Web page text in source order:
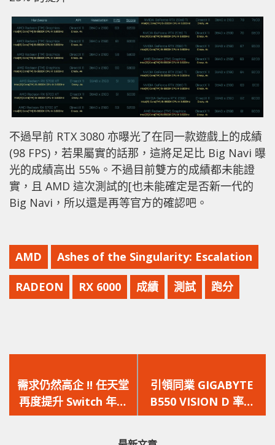
不過早前 RTX 3080 亦曝光了在同一款遊戲上的成績
(98 FPS)，若果屬實的話那，這將足足比 Big Navi 曝
光的成績高出 55%。不過目前雙方的成績都未能證
實，且 AMD 這次測試的[也未能確定是否新一代的
Big Navi，所以還是再等官方的確認吧。
AMD Ashes of the Singularity: Escalation
RADEON RX 6000 成績 測試 跑分
一
篇
文
需求仍然高企 !! 任天堂
再度提升 Switch 年度
產量目標
一
篇
文
引領同業 GIGABYTE
B550 VISION D 率先
通過 Thunderbolt 3